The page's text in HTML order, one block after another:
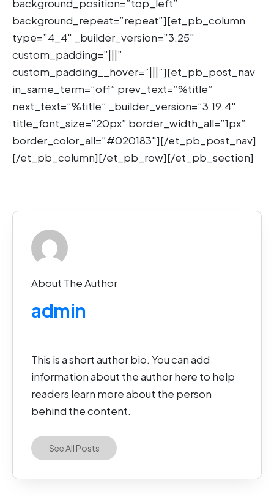
background_position=”top_left”
background_repeat=”repeat”][et_pb_column
type=”4_4″ _builder_version=”3.25″
custom_padding=”|||”
custom_padding__hover=”|||”][et_pb_post_nav
in_same_term=”off” prev_text=”%title”
next_text=”%title” _builder_version=”3.19.4″
title_font_size=”20px” border_width_all=”1px”
border_color_all=”#020183″][/et_pb_post_nav]
[/et_pb_column][/et_pb_row][/et_pb_section]
About The Author
admin
This is a short author bio. You can add
information about the author here to help
readers learn more about the person
behind the content.
See All Posts